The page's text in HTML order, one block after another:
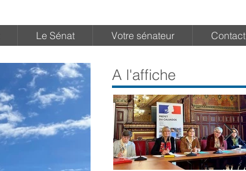
Le Sénat Votre sénateur Contact
A l'affiche